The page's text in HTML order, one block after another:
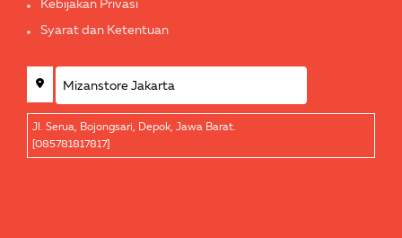
Kebijakan Privasi
Syarat dan Ketentuan
Jl. Serua, Bojongsari, Depok, Jawa Barat.
[085781817817]